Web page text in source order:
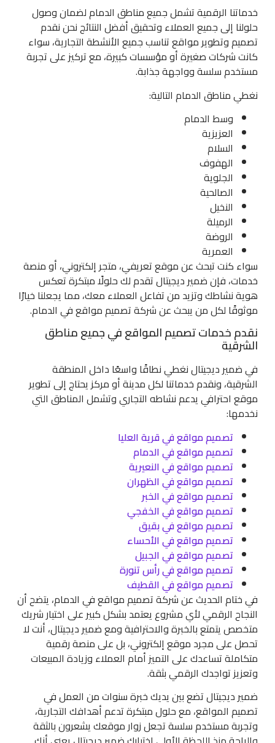
خدماتنا الرقمية تشمل جميع مناطق الدمام لضمان وصول
حلولنا إلى جميع العملاء وتحقيق أفضل النتائج نحن نقدم
تصميم وتطوير مواقع تناسب جميع الأنشطة التجارية، سواء
كانت شركات صغيرة أو مؤسسات كبيرة، مع تركيز على تجربة
مستخدم سلسة وواجهة جذابة.
نغطي مناطق الدمام التالية:
وسط الدمام
العزيزية
السلام
الهفوف
الجلوية
الصالحية
النخيل
الرميلة
الروضة
العمرية
سواء كنت تبحث عن موقع تعريفي، متجر إلكتروني، أو منصة
خدمات، فإن ضمير ديجيتال تقدم لك حلولًا مبتكرة تعكس
هوية نشاطك وتزيد من تفاعل العملاء معك، مما يجعلنا خيارًا
موثوقًا لكل من يبحث عن شركة تصميم مواقع في الدمام.
نقدم خدمات تصميم المواقع في جميع مناطق
الشرقية
في ضمير ديجيتال نغطي نطاقًا واسعًا داخل المنطقة
الشرقية، ونقدم خدماتنا لكل مدينة أو مركز يحتاج إلى تطوير
موقع احترافي يدعم نشاطه التجاري وتشمل المناطق التي
نخدمها:
تصميم مواقع في قرية العليا
تصميم مواقع في الدمام
تصميم مواقع في النعيرية
تصميم مواقع في الظهران
تصميم مواقع في الخبر
تصميم مواقع في الخفجي
تصميم مواقع في بقيق
تصميم مواقع في الأحساء
تصميم مواقع في الجبيل
تصميم مواقع في رأس تنورة
تصميم مواقع في القطيف
في ختام الحديث عن شركة تصميم مواقع في الدمام، يتضح أن
النجاح الرقمي لأي مشروع يعتمد بشكل كبير على اختيار شريك
متخصص يتمتع بالخبرة والاحترافية ومع ضمير ديجيتال، أنت لا
تحصل على مجرد موقع إلكتروني، بل على منصة رقمية
متكاملة تساعدك على التميز أمام العملاء وزيادة المبيعات
وتعزيز تواجدك الرقمي بثقة.
ضمير ديجيتال تضع بين يديك خبرة سنوات من العمل في
تصميم المواقع، مع حلول مبتكرة تدعم أهدافك التجارية،
وتجربة مستخدم سلسة تجعل زوار موقعك يشعرون بالثقة